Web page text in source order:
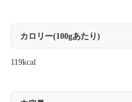
カロリー(100gあたり)
119kcal